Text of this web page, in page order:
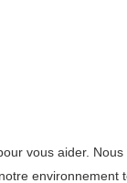
vous aider.
environnement